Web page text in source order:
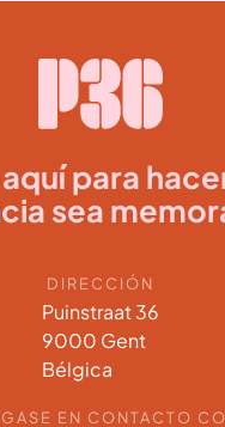
para
sea
DIRECCIÓN
Puinstraat 36
9000 Gent
Bélgica
EN CONTACTO